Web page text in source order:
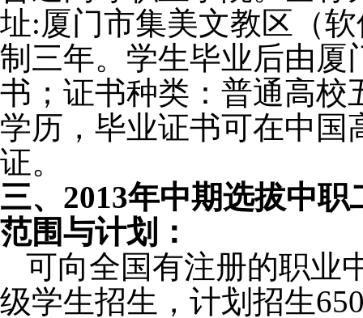
址:厦门市集美文教区（
制三年。学生毕业后由厦
书；证书种类：普通高校
学历，毕业证书可在中国
证。
三、 2013年中期选拔中职
范围与计划：
可向全国有注册的职业
级学生招生， 计划 招生